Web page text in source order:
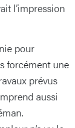
l’impression
pour
forcément une
prévus
aussi